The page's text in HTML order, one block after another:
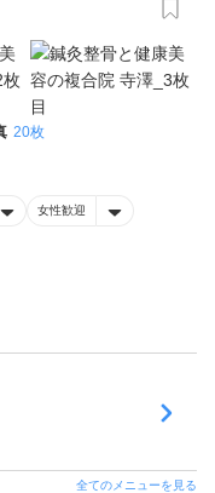
20枚
女性歓迎
全てのメニューを見る